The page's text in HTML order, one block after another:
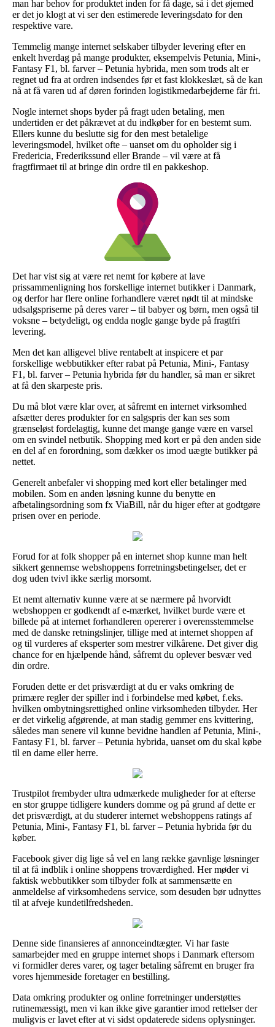
man har behov for produktet inden for få dage, så i det øjemed
er det jo klogt at vi ser den estimerede leveringsdato for den
respektive vare.
Temmelig mange internet selskaber tilbyder levering efter en
enkelt hverdag på mange produkter, eksempelvis Petunia, Mini-,
Fantasy F1, bl. farver – Petunia hybrida, men som trods alt er
regnet ud fra at ordren indsendes før et fast klokkeslæt, så de kan
nå at få varen ud af døren forinden logistikmedarbejderne får fri.
Nogle internet shops byder på fragt uden betaling, men
undertiden er det påkrævet at du indkøber for en bestemt sum.
Ellers kunne du beslutte sig for den mest betalelige
leveringsmodel, hvilket ofte – uanset om du opholder sig i
Fredericia, Frederikssund eller Brande – vil være at få
fragtfirmaet til at bringe din ordre til en pakkeshop.
Det har vist sig at være ret nemt for købere at lave
prissammenligning hos forskellige internet butikker i Danmark,
og derfor har flere online forhandlere været nødt til at mindske
udsalgspriserne på deres varer – til babyer og børn, men også til
voksne – betydeligt, og endda nogle gange byde på fragtfri
levering.
Men det kan alligevel blive rentabelt at inspicere et par
forskellige webbutikker efter rabat på Petunia, Mini-, Fantasy
F1, bl. farver – Petunia hybrida før du handler, så man er sikret
at få den skarpeste pris.
Du må blot være klar over, at såfremt en internet virksomhed
afsætter deres produkter for en salgspris der kan ses som
grænseløst fordelagtig, kunne det mange gange være en varsel
om en svindel netbutik. Shopping med kort er på den anden side
en del af en forordning, som dækker os imod uægte butikker på
nettet.
Generelt anbefaler vi shopping med kort eller betalinger med
mobilen. Som en anden løsning kunne du benytte en
afbetalingsordning som fx ViaBill, når du higer efter at godtgøre
prisen over en periode.
Forud for at folk shopper på en internet shop kunne man helt
sikkert gennemse webshoppens forretningsbetingelser, det er
dog uden tvivl ikke særlig morsomt.
Et nemt alternativ kunne være at se nærmere på hvorvidt
webshoppen er godkendt af e-mærket, hvilket burde være et
billede på at internet forhandleren opererer i overensstemmelse
med de danske retningslinjer, tillige med at internet shoppen af
og til vurderes af eksperter som mestrer vilkårene. Det giver dig
chance for en hjælpende hånd, såfremt du oplever besvær ved
din ordre.
Foruden dette er det prisværdigt at du er vaks omkring de
primære regler der spiller ind i forbindelse med købet, f.eks.
hvilken ombytningsrettighed online virksomheden tilbyder. Her
er det virkelig afgørende, at man stadig gemmer ens kvittering,
således man senere vil kunne bevidne handlen af Petunia, Mini-,
Fantasy F1, bl. farver – Petunia hybrida, uanset om du skal købe
til en dame eller herre.
Trustpilot frembyder ultra udmærkede muligheder for at efterse
en stor gruppe tidligere kunders domme og på grund af dette er
det prisværdigt, at du studerer internet webshoppens ratings af
Petunia, Mini-, Fantasy F1, bl. farver – Petunia hybrida før du
køber.
Facebook giver dig lige så vel en lang række gavnlige løsninger
til at få indblik i online shoppens troværdighed. Her møder vi
faktisk webbutikker som tilbyder folk at sammensætte en
anmeldelse af virksomhedens service, som desuden bør udnyttes
til at afveje kundetilfredsheden.
Denne side finansieres af annonceindtægter. Vi har faste
samarbejder med en gruppe internet shops i Danmark eftersom
vi formidler deres varer, og tager betaling såfremt en bruger fra
vores hjemmeside foretager en bestilling.
Data omkring produkter og online forretninger understøttes
rutinemæssigt, men vi kan ikke give garantier imod rettelser der
muligvis er lavet efter at vi sidst opdaterede sidens oplysninger.